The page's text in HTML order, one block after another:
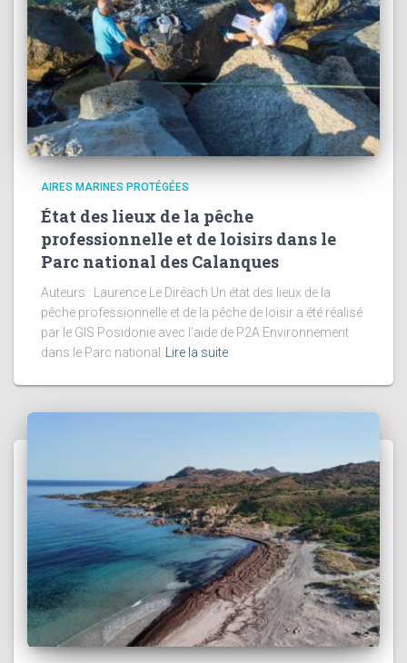
AIRES MARINES PROTÉGÉES
État des lieux de la pêche
professionnelle et de loisirs dans le
Parc national des Calanques
Auteurs : Laurence Le Diréach Un état des lieux de la
pêche professionnelle et de la pêche de loisir a été réalisé
par le GIS Posidonie avec l’aide de P2A Environnement
dans le Parc national
Lire la suite